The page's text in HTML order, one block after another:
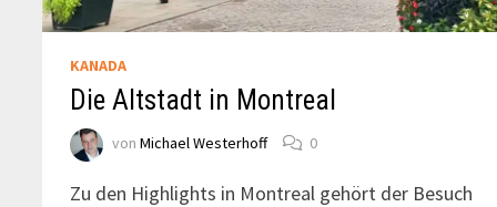
KANADA
Die Altstadt in Montreal
vonMichael Westerhoff 0
Zu den Highlights in Montreal gehört der Besuch